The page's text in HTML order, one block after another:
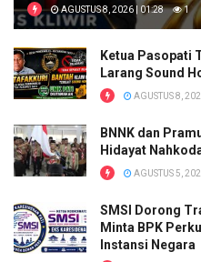
AGUSTUS 8, 2026 | 01:28 1
Ketua Pasopati
Larang Sound
AGUSTUS 8,
BNNK dan
Hidayat
AGUSTUS 5,
SMSI Dorong
Minta BPK
Instansi Negara